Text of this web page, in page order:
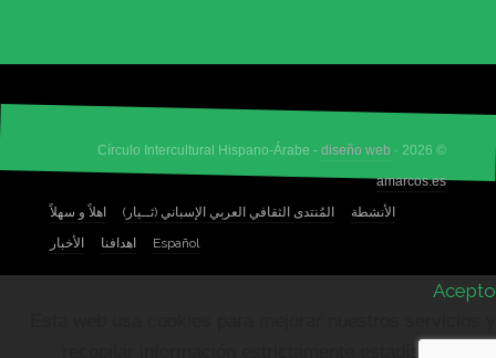
© 2026 · Círculo Intercultural Hispano-Árabe -
diseño web
amarcos.es
اهلاً و سهلاً
المُنتدى الثقافي العربي الإسباني (ثــيار)
الأنشطة
الأخبار
اهدافنا Español
Acepto